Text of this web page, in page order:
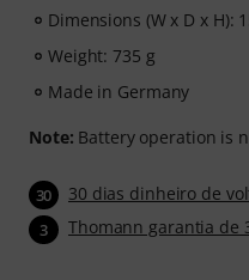
Dimensions (W x D x H):
Weight: 735 g
Made in Germany
Note: Battery operation is
30 30 dias dinheiro de
3 Thomann garantia de